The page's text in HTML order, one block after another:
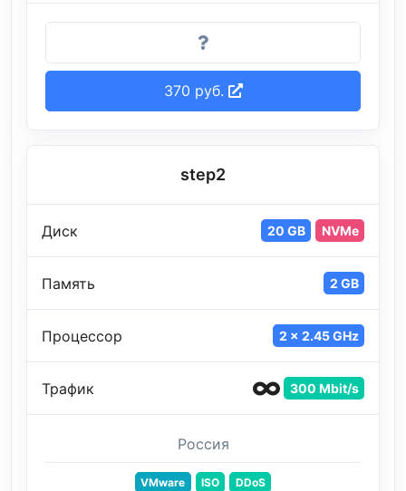
370 руб.
step2
Диск 20 GB NVMe
Память 2 GB
Процессор 2 x 2.45 GHz
Трафик 300 Mbit/s
Россия
VMware ISO DDoS